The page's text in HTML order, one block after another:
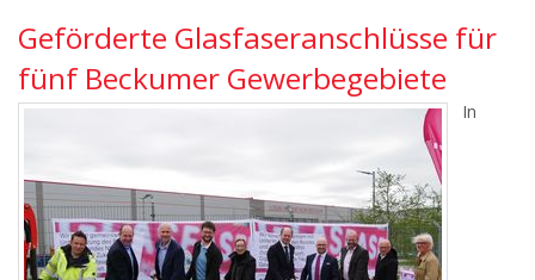
Geförderte Glasfaseranschlüsse für
fünf Beckumer Gewerbegebiete
In